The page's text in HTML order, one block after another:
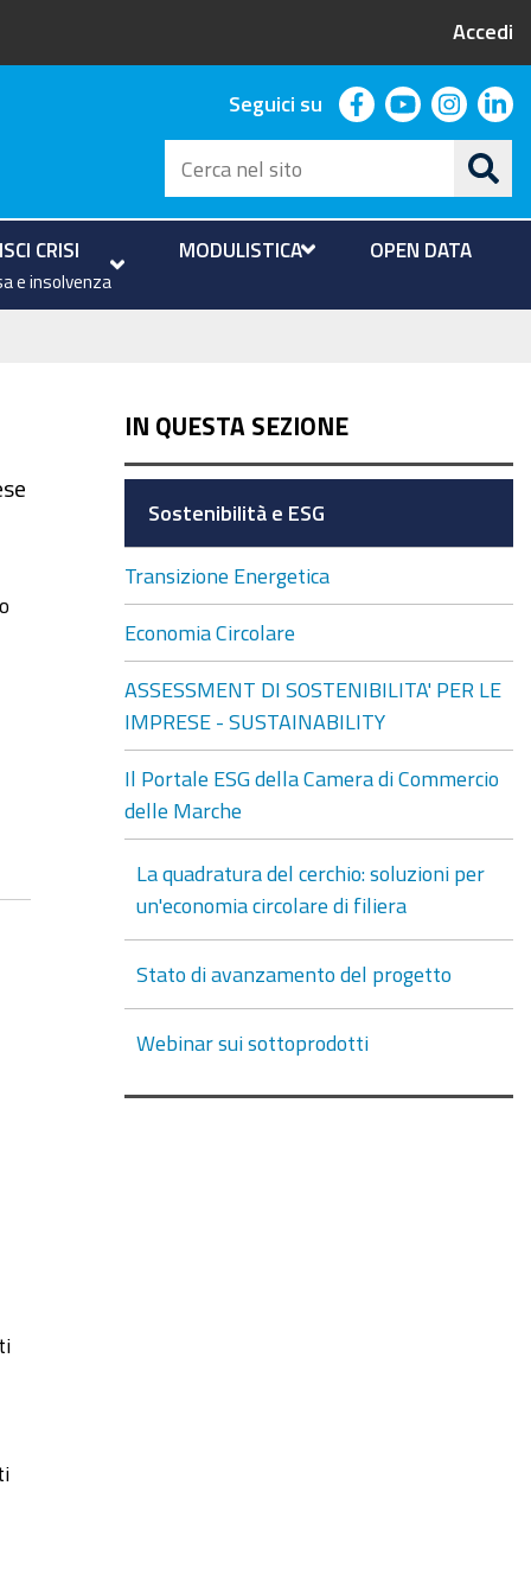
Accedi
Seguici su facebookyoutube
Cerca
nel
sito
CRISI
e insolvenza
MODULISTICA OPEN DATA
IN QUESTA SEZIONE
Sostenibilità e ESG
Transizione Energetica
Economia Circolare
ASSESSMENT DI SOSTENIBILITA' PER LE
IMPRESE - SUSTAINABILITY
Il Portale ESG della Camera di Commercio
delle Marche
La quadratura del cerchio: soluzioni per
un'economia circolare di filiera
Stato di avanzamento del progetto
Webinar sui sottoprodotti